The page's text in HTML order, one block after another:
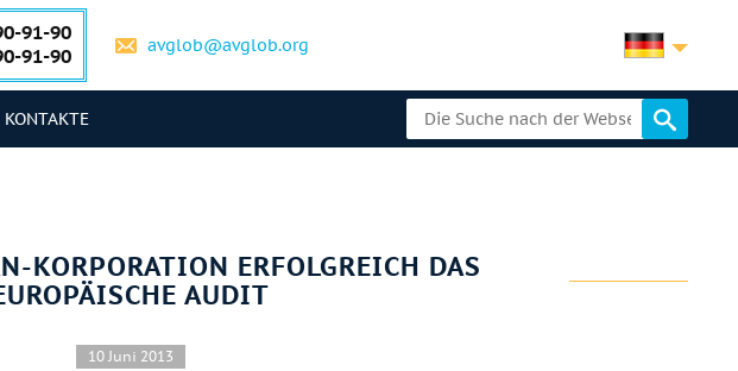
91-90
91-90 avglob@avglob.org
KONTAKTE
KORPORATION ERFOLGREICH DAS
AUDIT
10 Juni 2013